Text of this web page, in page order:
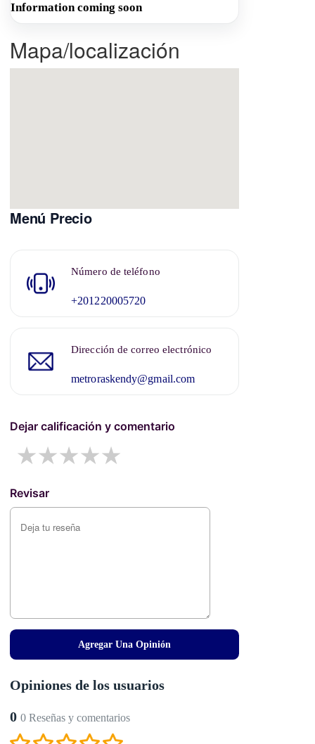
Information coming soon
Mapa/localización
Menú Precio
Número de teléfono
+201220005720
Dirección de correo electrónico
metroraskendy@gmail.com
Dejar calificación y comentario
4 stars
3 stars
2 stars
1 star
Revisar
Agregar Una Opinión
Opiniones de los usuarios
0 0 Reseñas y comentarios